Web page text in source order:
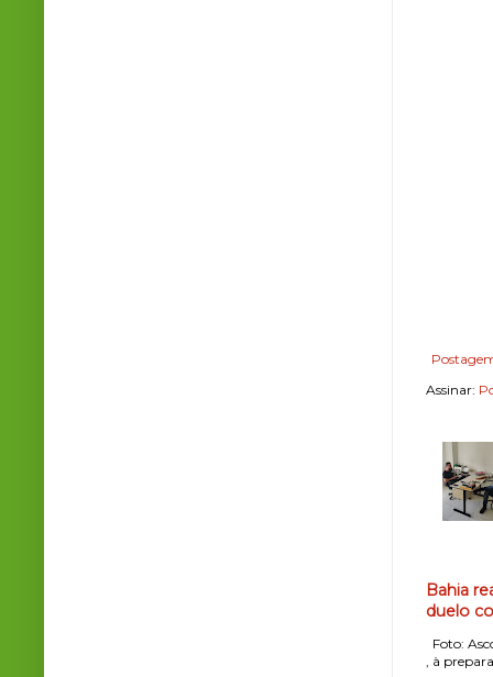
Assinar:
Bahia
duelo
Foto:
, à